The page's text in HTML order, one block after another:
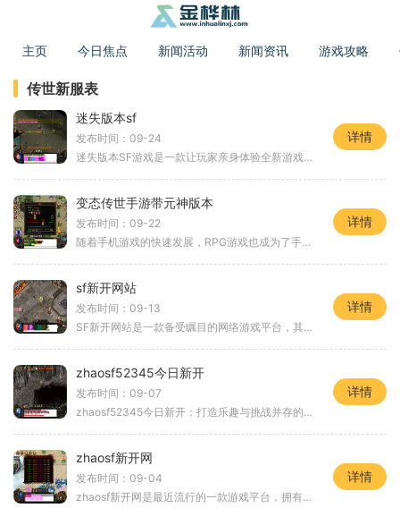
主页 今日焦点 新闻活动 新闻资讯 游戏攻略
传世新服表
迷失版本sf
发布时间：09-24
迷失版本SF游戏是一款让玩家亲身体验全新游戏世界的科幻冒险游戏。在这个游戏中，玩家将扮演一个进入神秘未知世界的角色，探索这个充满挑战和谜题的神秘地域。本文将带您深入了
详情
变态传世手游带元神版本
发布时间：09-22
随着手机游戏的快速发展，RPG游戏也成为了手机游戏市场的主流。在众多的RPG游戏中，变态传世手游带元神版本无疑是备受玩家关注的一款游戏。它以其丰富的游戏内容和创新的玩法而
详情
sf新开网站
发布时间：09-13
SF新开网站是一款备受瞩目的网络游戏平台，其独特的游戏玩法和精彩刺激的游戏内容吸引了众多玩家。无论是新手还是老玩家都能在这里找到乐趣。让我们来看一下SF新开网站的游戏玩
详情
zhaosf52345今日新开
发布时间：09-07
zhaosf52345今日新开：打造乐趣与挑战并存的游戏王国国内知名游戏开发商zhaosf52345携手全球顶级游戏研发团队，隆重推出了一款名为“zhaosf52345今日新开”的全新网络游戏。这款游戏集合
详情
zhaosf新开网
发布时间：09-04
zhaosf新开网是最近流行的一款游戏平台，拥有丰富多样的游戏，同时还提供多元化的游戏玩法，为玩家提供了一个全新的游戏体验。下面将对zhaosf新开网的游戏进行详细介绍。zhaosf新开
详情